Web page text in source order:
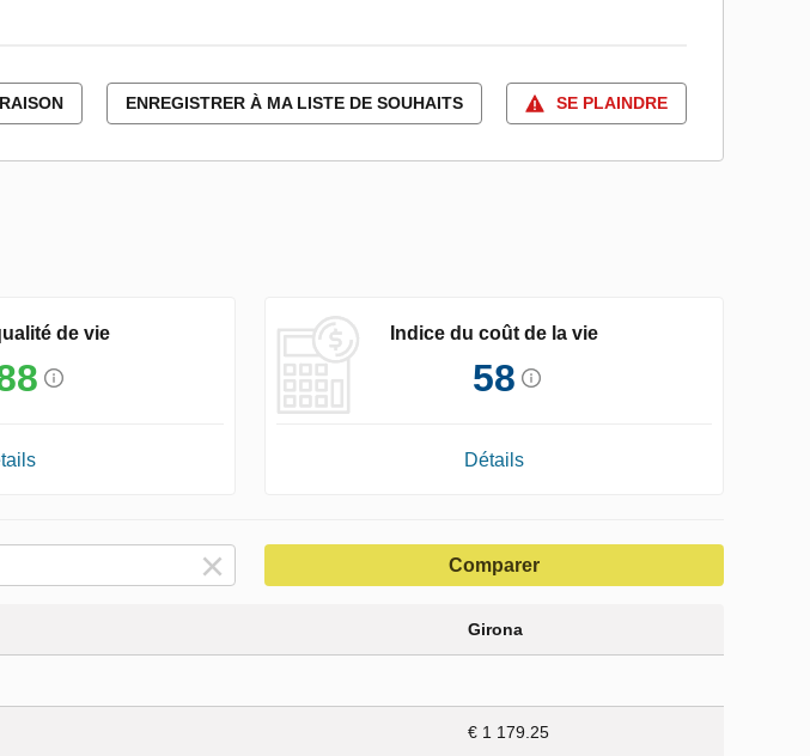
ENREGISTRER À MA LISTE DE SOUHAITS SE PLAINDRE
de vie Indice du coût de la vie
58
Détails
Comparer
Girona
€ 1 179.25